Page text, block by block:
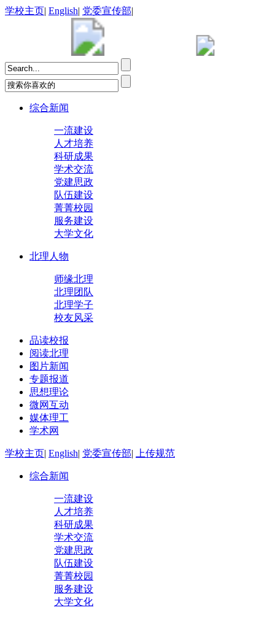
学校主页| English| 党委宣传部|
综合新闻
一流建设
人才培养
科研成果
学术交流
党建思政
队伍建设
菁菁校园
服务建设
大学文化
北理人物
师缘北理
北理团队
北理学子
校友风采
品读校报
阅读北理
图片新闻
专题报道
思想理论
微网互动
媒体理工
学术网
学校主页| English| 党委宣传部| 上传规范
综合新闻
一流建设
人才培养
科研成果
学术交流
党建思政
队伍建设
菁菁校园
服务建设
大学文化